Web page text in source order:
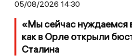
05/08/2026 14:30
«Мы сейчас нуждаемся
как в Орле открыли
Сталина